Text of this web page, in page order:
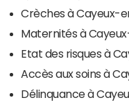
Crèches à Cayeux-
Maternités à
Etat des risques à
Accès aux soins à
Délinquance à